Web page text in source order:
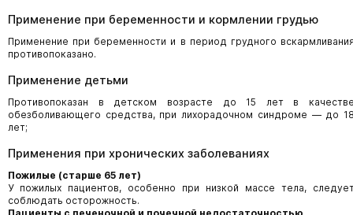
Применение при беременности и кормлении грудью
Применение при беременности и в период грудного
противопоказано.
Применение детьми
Противопоказан в детском возрасте до 15 лет в
обезболивающего средства, при лихорадочном синдроме — до
лет;
Применения при хронических заболеваниях
Пожилые (старше 65 лет)
У пожилых пациентов, особенно при низкой массе тела,
соблюдать осторожность.